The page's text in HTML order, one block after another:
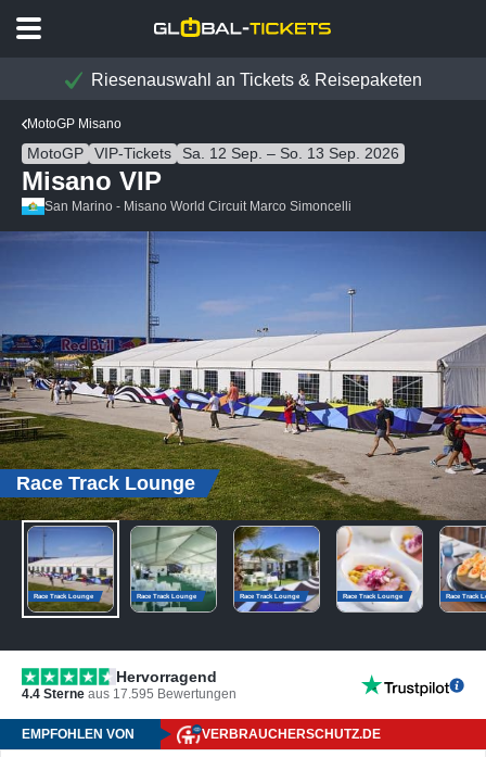
Riesenauswahl an Tickets & Reisepaketen
MotoGP Misano
MotoGP VIP-Tickets Sa. 12 Sep. – So. 13 Sep. 2026
Misano VIP
San Marino - Misano World Circuit Marco Simoncelli
Race Track Lounge
Race Track Lounge Race Track Lounge Race Track Lounge Race Track Lounge Race Track
Hervorragend
4.4 Sterne aus 17.595 Bewertungen
EMPFOHLEN VON VERBRAUCHERSCHUTZ.DE